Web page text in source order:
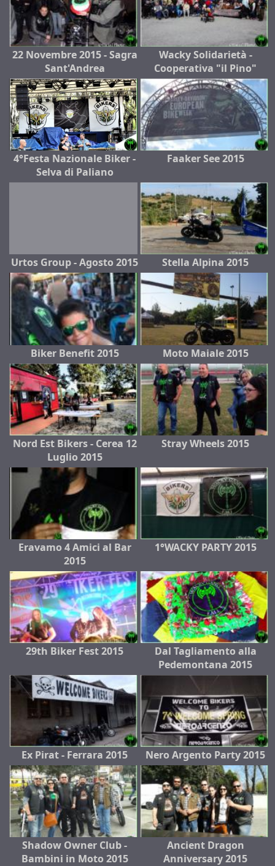
22 Novembre 2015 - Sagra
Sant'Andrea
Wacky Solidarietà -
Cooperativa "il Pino"
4°Festa Nazionale Biker -
Selva di Paliano
Faaker See 2015
Urtos Group - Agosto 2015 Stella Alpina 2015
Biker Benefit 2015 Moto Maiale 2015
Nord Est Bikers - Cerea 12
Luglio 2015
Stray Wheels 2015
Eravamo 4 Amici al Bar
2015
1°WACKY PARTY 2015
29th Biker Fest 2015
Dal Tagliamento alla
Pedemontana 2015
Ex Pirat - Ferrara 2015 Nero Argento Party 2015
Shadow Owner Club -
Bambini in Moto 2015
Ancient Dragon
Anniversary 2015